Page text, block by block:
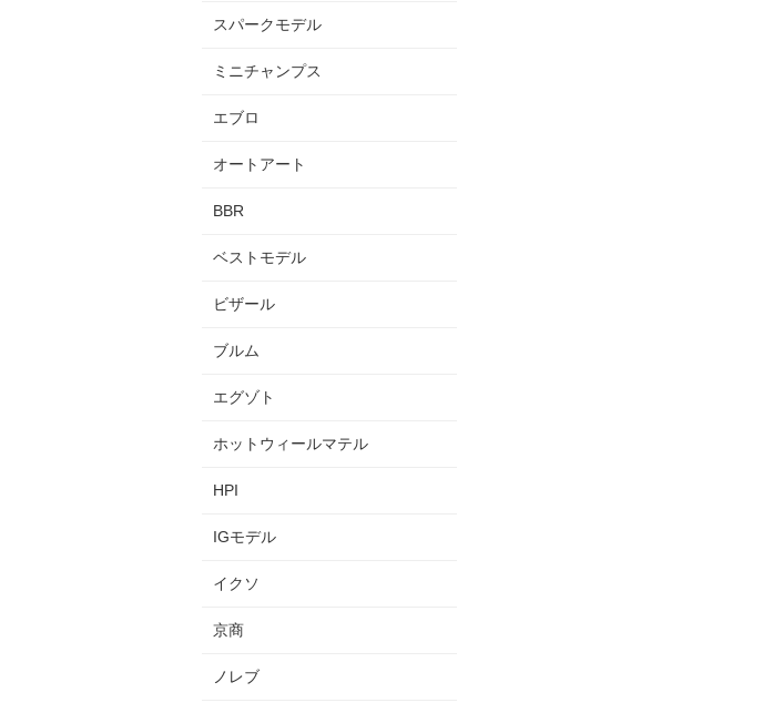
スパークモデル
ミニチャンプス
エブロ
オートアート
BBR
ベストモデル
ビザール
ブルム
エグゾト
ホットウィールマテル
HPI
IGモデル
イクソ
京商
ノレブ